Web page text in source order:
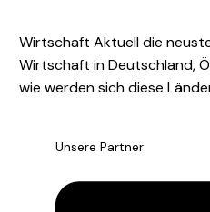
Wirtschaft Aktuell die
Wirtschaft in Deutschland,
wie werden sich diese
Unsere Partner: